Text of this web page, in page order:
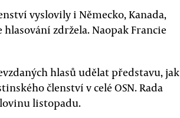
vyslovily i Německo, Kanada,
zdržela. Naopak Francie
hlasů udělat představu, jak
členství v celé OSN. Rada
listopadu.